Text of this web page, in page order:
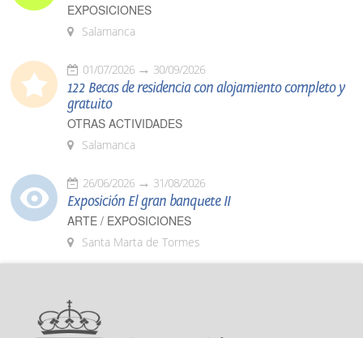
EXPOSICIONES
Salamanca
01/07/2026 30/09/2026
122 Becas de residencia con alojamiento completo y
gratuito
OTRAS ACTIVIDADES
Salamanca
26/06/2026 31/08/2026
Exposición El gran banquete II
ARTE / EXPOSICIONES
Santa Marta de Tormes